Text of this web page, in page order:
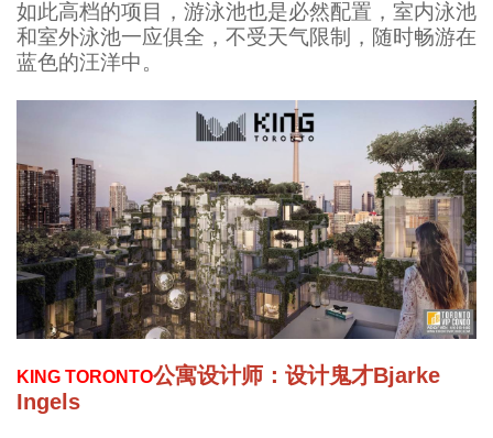
如此高档的项目，游泳池也是必然配置，室内泳池
和室外泳池一应俱全，不受天气限制，随时畅游在
蓝色的汪洋中。
KING TORONTO公寓设计师：设计鬼才Bjarke
Ingels